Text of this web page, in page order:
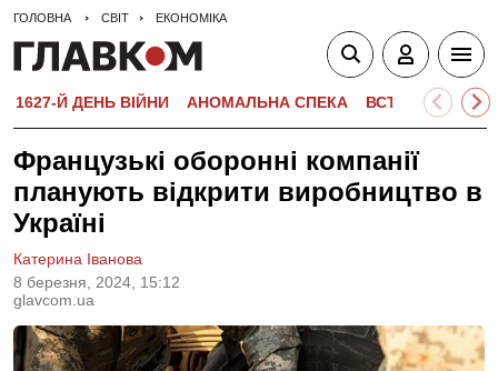
ГОЛОВНА СВІТ ЕКОНОМІКА
1627-Й ДЕНЬ ВІЙНИ АНОМАЛЬНА СПЕКА ВСТУПНА
Французькі оборонні компанії
планують відкрити виробництво в
Україні
8 березня, 2024, 15:12
glavcom.ua
Катерина Іванова